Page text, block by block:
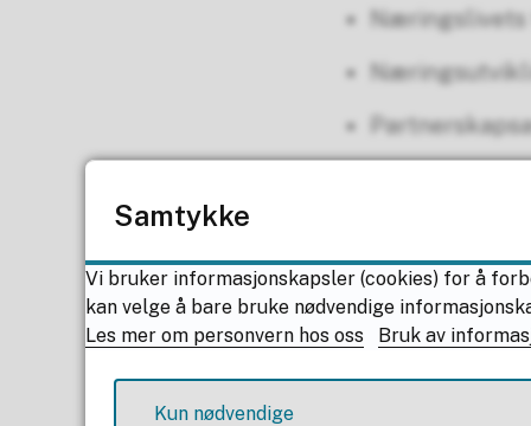
Regional-
Regional
Rekruttering
Samtykke
Vi bruker informasjonskapsler (cookies) for å
kan velge å bare bruke nødvendige
Les mer om personvern hos oss
Bruk av
Kun nødvendige